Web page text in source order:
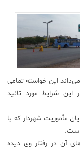
این خواسته تمامی
شرایط مورد تائید
مأموریت شهردار که با
آن در رفتار وی دیده